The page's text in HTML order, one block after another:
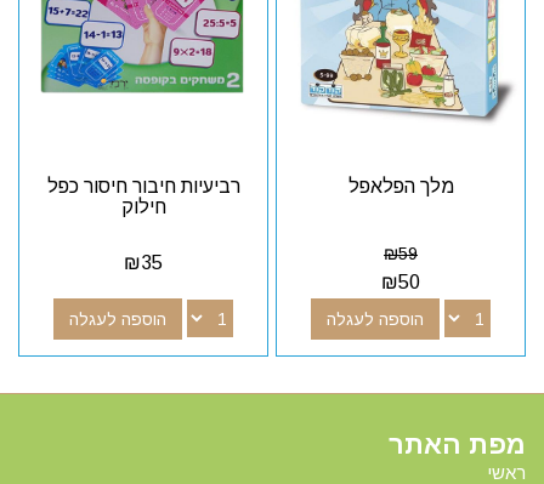
מלך הפלאפל
₪59
₪50
הוספה לעגלה
רביעיות חיבור חיסור כפל
חילוק
₪35
הוספה לעגלה
מפת האתר
ראשי